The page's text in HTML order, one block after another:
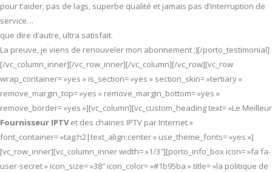
pour t’aider, pas de lags, superbe qualité et jamais pas d’interruption de
service…
que dire d’autre, ultra satisfait.
La preuve, je viens de renouveler mon abonnement ;)[/porto_testimonial]
[/vc_column_inner][/vc_row_inner][/vc_column][/vc_row][vc_row
wrap_container= »yes » is_section= »yes » section_skin= »tertiary »
remove_margin_top= »yes » remove_margin_bottom= »yes »
remove_border= »yes »][vc_column][vc_custom_heading text= »Le Meilleur
Fournisseur IPTVet des chaines IPTV par Internet »
font_container= »tag:h2|text_align:center » use_theme_fonts= »yes »]
[vc_row_inner][vc_column_inner width= »1/3″][porto_info_box icon= »fa fa-
user-secret » icon_size= »38″ icon_color= »#1b95ba » title= »la politique de